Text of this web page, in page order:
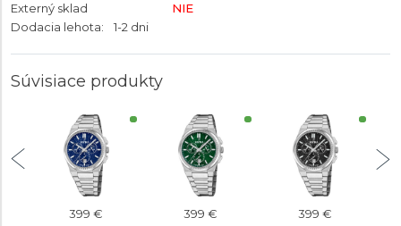
Externý sklad
NIE
Dodacia lehota:
1-2 dni
Súvisiace produkty
399 € 399 € 399 €